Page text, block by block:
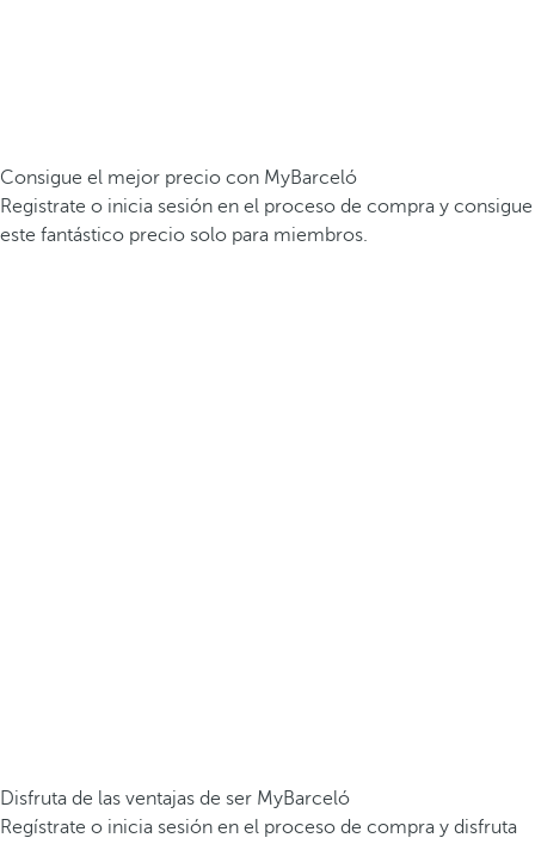
Consigue el mejor precio con MyBarceló
Registrate o inicia sesión en el proceso de compra y consigue
este fantástico precio solo para miembros.
Disfruta de las ventajas de ser MyBarceló
Regístrate o inicia sesión en el proceso de compra y disfruta